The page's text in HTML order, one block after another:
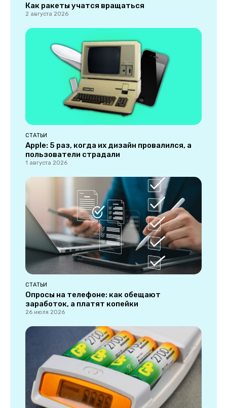
Как ракеты учатся вращаться
2 августа 2026
СТАТЬИ
Apple: 5 раз, когда их дизайн провалился, а
пользователи страдали
1 августа 2026
СТАТЬИ
Опросы на телефоне: как обещают
заработок, а платят копейки
26 июля 2026